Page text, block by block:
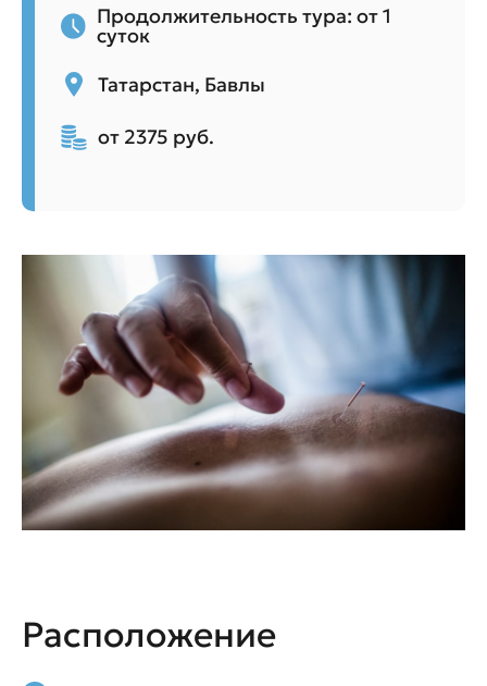
Продолжительность тура: от 1
суток
Татарстан, Бавлы
от 2375 руб.
Расположение